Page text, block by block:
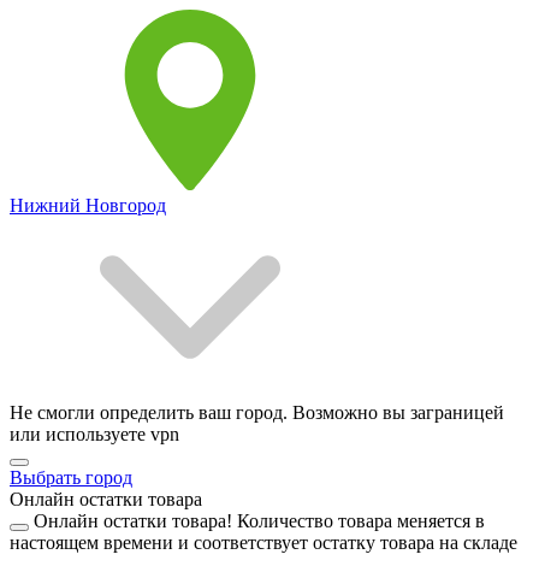
Нижний Новгород
Не смогли определить ваш город. Возможно вы заграницей
или используете vpn
Выбрать город
Онлайн остатки товара
Онлайн остатки товара! Количество товара меняется в
настоящем времени и соответствует остатку товара на складе